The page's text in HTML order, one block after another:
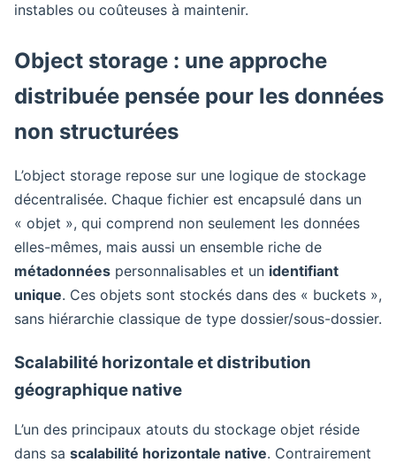
instables ou coûteuses à maintenir.
Object storage : une approche
distribuée pensée pour les données
non structurées
L’object storage repose sur une logique de stockage
décentralisée. Chaque fichier est encapsulé dans un
« objet », qui comprend non seulement les données
elles-mêmes, mais aussi un ensemble riche de
métadonnées personnalisables et un identifiant
unique. Ces objets sont stockés dans des « buckets »,
sans hiérarchie classique de type dossier/sous-dossier.
Scalabilité horizontale et distribution
géographique native
L’un des principaux atouts du stockage objet réside
dans sa scalabilité horizontale native. Contrairement